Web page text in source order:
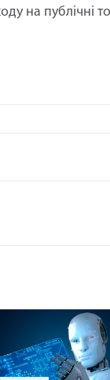
на публічні